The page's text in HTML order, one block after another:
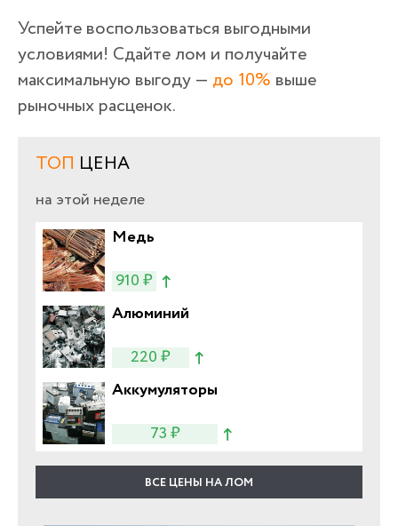
Успейте воспользоваться выгодными
условиями! Сдайте лом и получайте
максимальную выгоду — до 10% выше
рыночных расценок.
ТОП ЦЕНА
на этой неделе
Медь
910 ₽
Алюминий
220 ₽
Аккумуляторы
73 ₽
ВСЕ ЦЕНЫ НА ЛОМ